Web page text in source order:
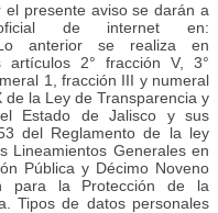
presente aviso se darán a
de internet en:
Lo anterior se realiza en
2° fracción V, 3°
1, fracción III y numeral
de la Ley de Transparencia y
Estado de Jalisco y sus
del Reglamento de la ley
Lineamientos Generales en
Pública y Décimo Noveno
para la Protección de la
Tipos de datos personales